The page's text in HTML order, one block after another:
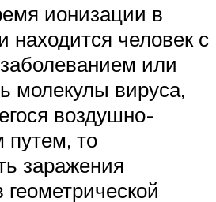
ионизации в
человек с
или
молекулы вируса,
воздушно-
путем, то
заражения
геометрической